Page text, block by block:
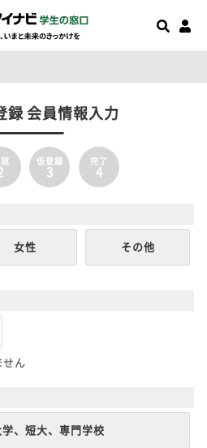
録 会員情報入力
認 仮登録
3
完了
4
女性 その他
ん
、短大、専門学校